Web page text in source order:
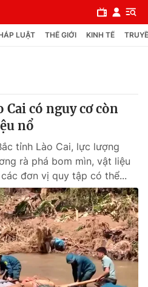
LUẬT THẾ GIỚI KINH TẾ
Cai có nguy cơ còn
nổ
tỉnh Lào Cai, lực lượng
rà phá bom mìn, vật liệu
đơn vị quy tập có thể...